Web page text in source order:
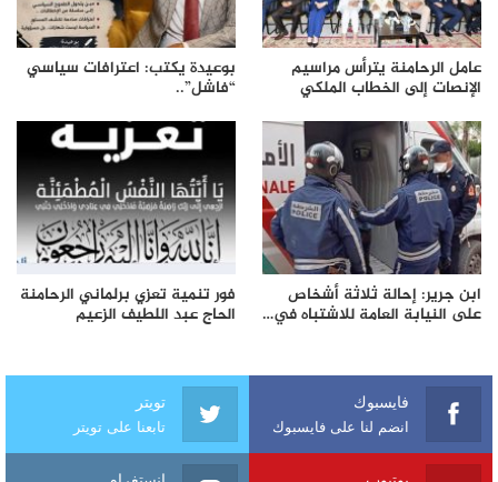
عامل الرحامنة يترأس مراسيم
الإنصات إلى الخطاب الملكي
بوعيدة يكتب: اعترافات سياسي
“فاشل”..
ابن جرير: إحالة ثلاثة أشخاص
على النيابة العامة للاشتباه في…
فور تنمية تعزي برلماني الرحامنة
الحاج عبد اللطيف الزعيم
فايسبوك
انضم لنا على فايسبوك
تويتر
تابعنا على تويتر